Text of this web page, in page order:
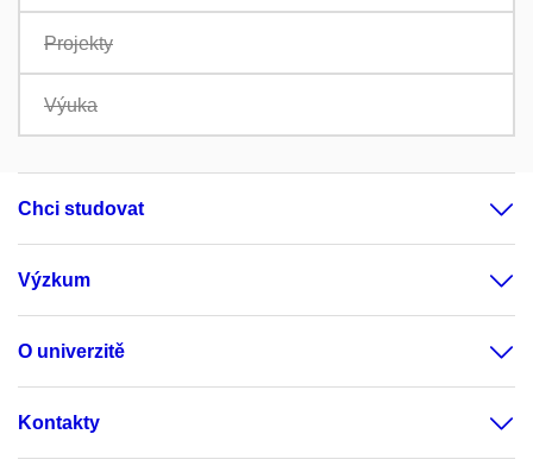
Projekty
Výuka
Chci studovat
Výzkum
O univerzitě
Kontakty